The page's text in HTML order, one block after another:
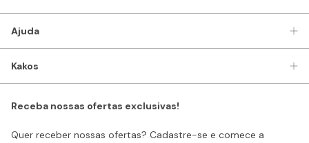
Ajuda
Kakos
Receba nossas ofertas exclusivas!
Quer receber nossas ofertas? Cadastre-se e comece a